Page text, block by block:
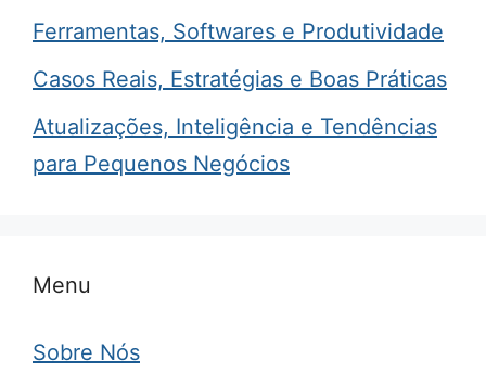
Ferramentas, Softwares e Produtividade
Casos Reais, Estratégias e Boas Práticas
Atualizações, Inteligência e Tendências
para Pequenos Negócios
Menu
Sobre Nós